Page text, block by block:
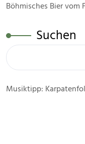
Böhmisches Bier vom
Suchen
Musiktipp: